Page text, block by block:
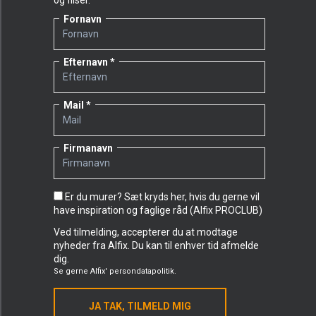
Fornavn
Efternavn
Mail
Firmanavn
Er du murer? Sæt kryds her, hvis du gerne vil
have inspiration og faglige råd (Alfix PROCLUB)
Ved tilmelding, accepterer du at modtage
nyheder fra Alfix. Du kan til enhver tid afmelde
dig.
Se gerne Alfix' persondatapolitik.
JA TAK, TILMELD MIG